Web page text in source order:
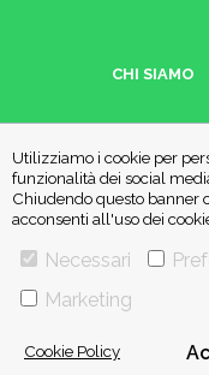
Utilizziamo i cookie per
funzionalità dei social
Chiudendo questo banner
acconsenti all'uso dei
Necessari
Marketing
Cookie Policy
CHI SIAMO
Una casa editrice
Il sito ponteallegrazie.it
e Amazon EU, forme di
utenti, senza